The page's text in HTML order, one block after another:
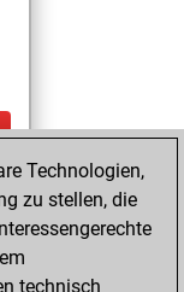
Technologien,
zu stellen, die
technisch